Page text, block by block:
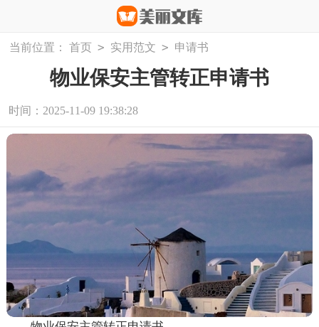
当前位置： 首页 > 实用范文 > 申请书
物业保安主管转正申请书
时间：2025-11-09 19:38:28